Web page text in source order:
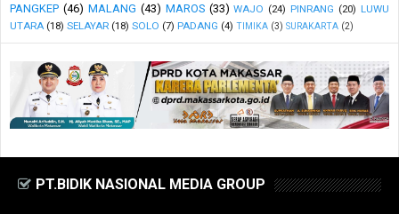
PANGKEP (46) MALANG (43) MAROS (33) WAJO (24) PINRANG (20) LUWU
UTARA (18) SELAYAR (18) SOLO (7) PADANG (4) TIMIKA (3) SURAKARTA (2)
PT.BIDIK NASIONAL MEDIA GROUP